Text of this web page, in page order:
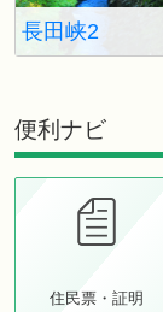
長田峡2
便利ナビ
住民票・証明